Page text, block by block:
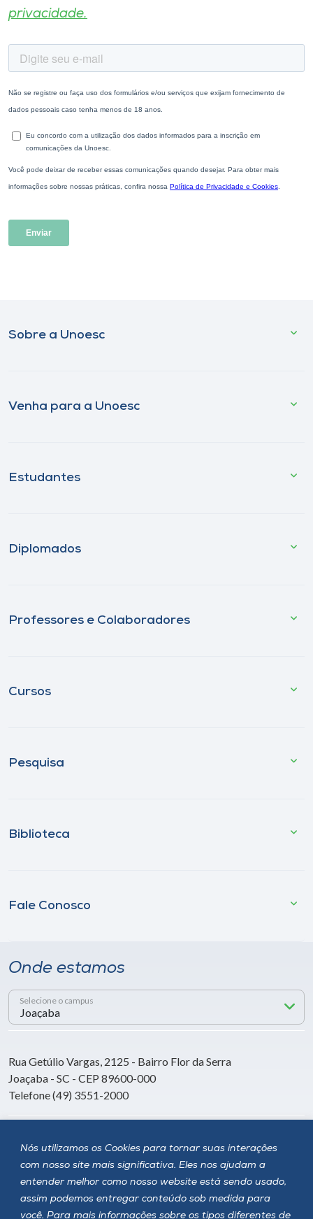
Nós utilizamos os Cookies para tornar suas interações
com nosso site mais significativa. Eles nos ajudam a
entender melhor como nosso website está sendo usado,
assim podemos entregar conteúdo sob medida para
você. Para mais informações sobre os tipos diferentes de
privacidade.
Sobre a Unoesc
Venha para a Unoesc
Estudantes
Diplomados
Professores e Colaboradores
Cursos
Pesquisa
Biblioteca
Fale Conosco
Onde estamos
Selecione o campus
Rua Getúlio Vargas, 2125 - Bairro Flor da Serra
Joaçaba - SC - CEP 89600-000
Telefone (49) 3551-2000
Siga a Unoesc